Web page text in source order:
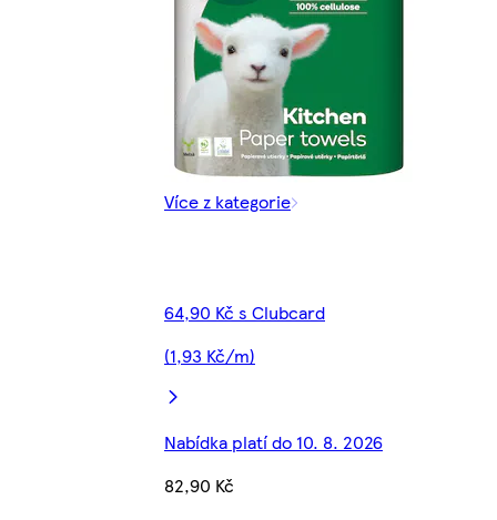
Více z kategorie
64,90 Kč s Clubcard
(1,93 Kč/m)
Nabídka platí do 10. 8. 2026
82,90 Kč